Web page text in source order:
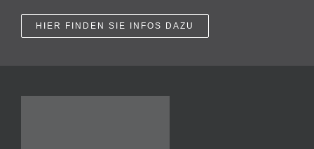
HIER FINDEN SIE INFOS DAZU